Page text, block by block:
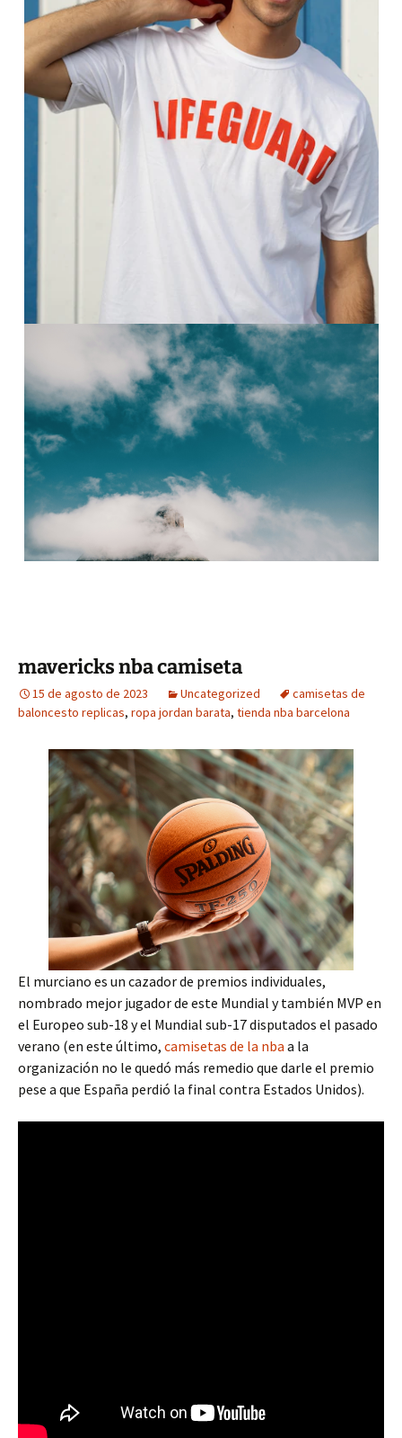
mavericks nba camiseta
15 de agosto de 2023 Uncategorized
camisetas de
baloncesto replicas, ropa jordan barata, tienda nba barcelona
El murciano es un cazador de premios individuales,
nombrado mejor jugador de este Mundial y también MVP en
el Europeo sub-18 y el Mundial sub-17 disputados el pasado
verano (en este último, camisetas de la nba a la
organización no le quedó más remedio que darle el premio
pese a que España perdió la final contra Estados Unidos).